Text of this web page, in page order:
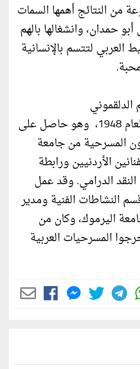
النتائج أهمها السمات
حمدان، وانشغالها بالهم
العربي لتتسم بالإنسانية
مخرج مسرحي ولد في العام 1948، وهو حاصل على
المسرحية من جامعة
الأردنيين ورابطة
الدرامي. وقد عمل
النشاطات الفنية ومدير
اليرموك، وكان من
المسرحيات العربية